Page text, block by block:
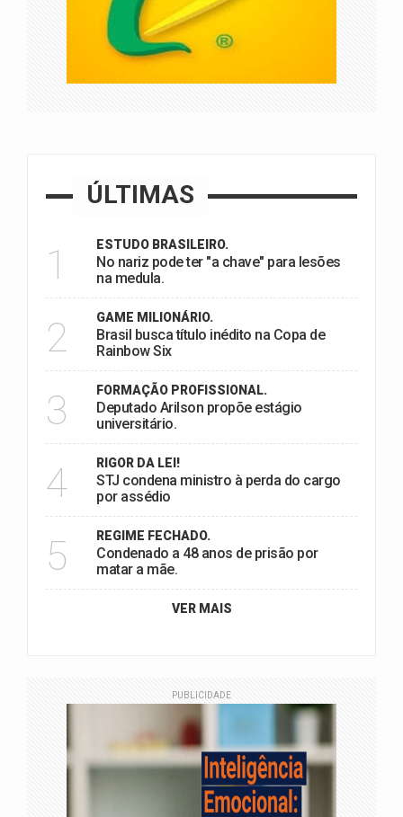
ÚLTIMAS
1 ESTUDO BRASILEIRO.
No nariz pode ter "a chave" para lesões
na medula.
2 GAME MILIONÁRIO.
Brasil busca título inédito na Copa de
Rainbow Six
3 FORMAÇÃO PROFISSIONAL.
Deputado Arilson propõe estágio
universitário.
4 RIGOR DA LEI!
STJ condena ministro à perda do cargo
por assédio
5 REGIME FECHADO.
Condenado a 48 anos de prisão por
matar a mãe.
VER MAIS
PUBLICIDADE